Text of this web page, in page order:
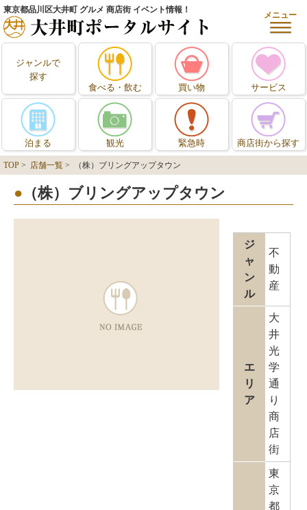
東京都品川区大井町 グルメ 商店街 イベント情報！
メニュー
ジャンルで
探す
食べる・飲む
買い物 サービス
泊まる 観光 緊急時 商店街から探す
TOP > 店舗一覧 > （株）ブリングアップタウン
（株）ブリングアップタウン
ジ
ャ
ン
ル
不
動
産
エ
リ
ア
大
井
光
学
通
り
商
店
街
東
京
都